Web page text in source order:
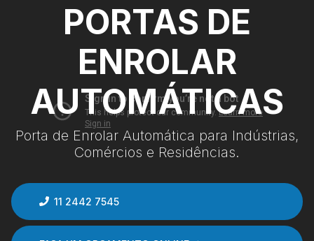
PORTAS DE
ENROLAR
AUTOMÁTICAS
Porta de Enrolar Automática para Indústrias,
Comércios e Residências.
11 2442 7545